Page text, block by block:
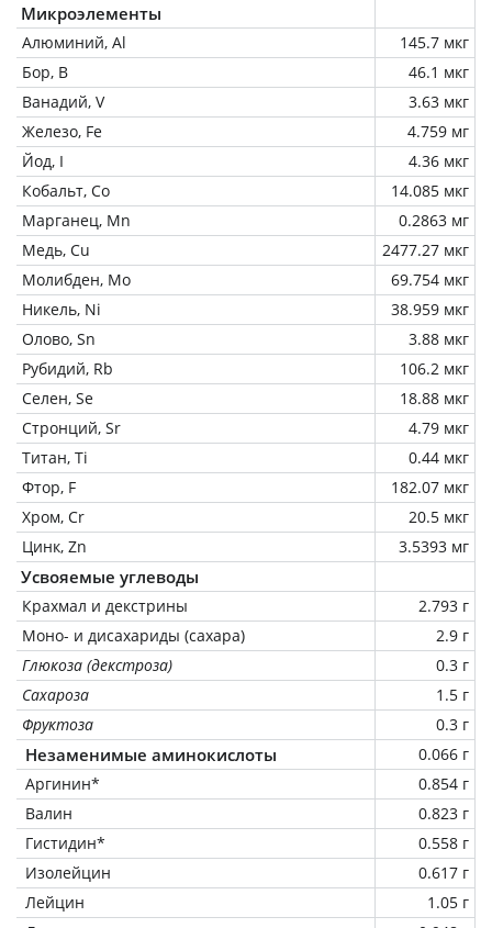
Микроэлементы
Алюминий, Al
145.7 мкг
Бор, B
46.1 мкг
Ванадий, V
3.63 мкг
Железо, Fe
4.759 мг
Йод, I
4.36 мкг
Кобальт, Co
14.085 мкг
Марганец, Mn
0.2863 мг
Медь, Cu
2477.27 мкг
Молибден, Mo
69.754 мкг
Никель, Ni
38.959 мкг
Олово, Sn
3.88 мкг
Рубидий, Rb
106.2 мкг
Селен, Se
18.88 мкг
Стронций, Sr
4.79 мкг
Титан, Ti
0.44 мкг
Фтор, F
182.07 мкг
Хром, Cr
20.5 мкг
Цинк, Zn
3.5393 мг
Усвояемые углеводы
Крахмал и декстрины
2.793 г
Моно- и дисахариды (сахара)
2.9 г
Глюкоза (декстроза)
0.3 г
Сахароза
1.5 г
Фруктоза
0.3 г
Незаменимые аминокислоты
0.066 г
Аргинин*
0.854 г
Валин
0.823 г
Гистидин*
0.558 г
Изолейцин
0.617 г
Лейцин
1.05 г